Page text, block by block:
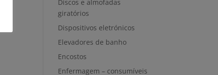
Discos e almofadas
giratórios
Dispositivos eletrónicos
Elevadores de banho
Encostos
Enfermagem – consumíveis